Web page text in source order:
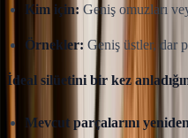
Kim için: Geniş omuzları
Örnekler: Geniş üstler, dar
İdeal silüetini bir kez
Mevcut parçalarını